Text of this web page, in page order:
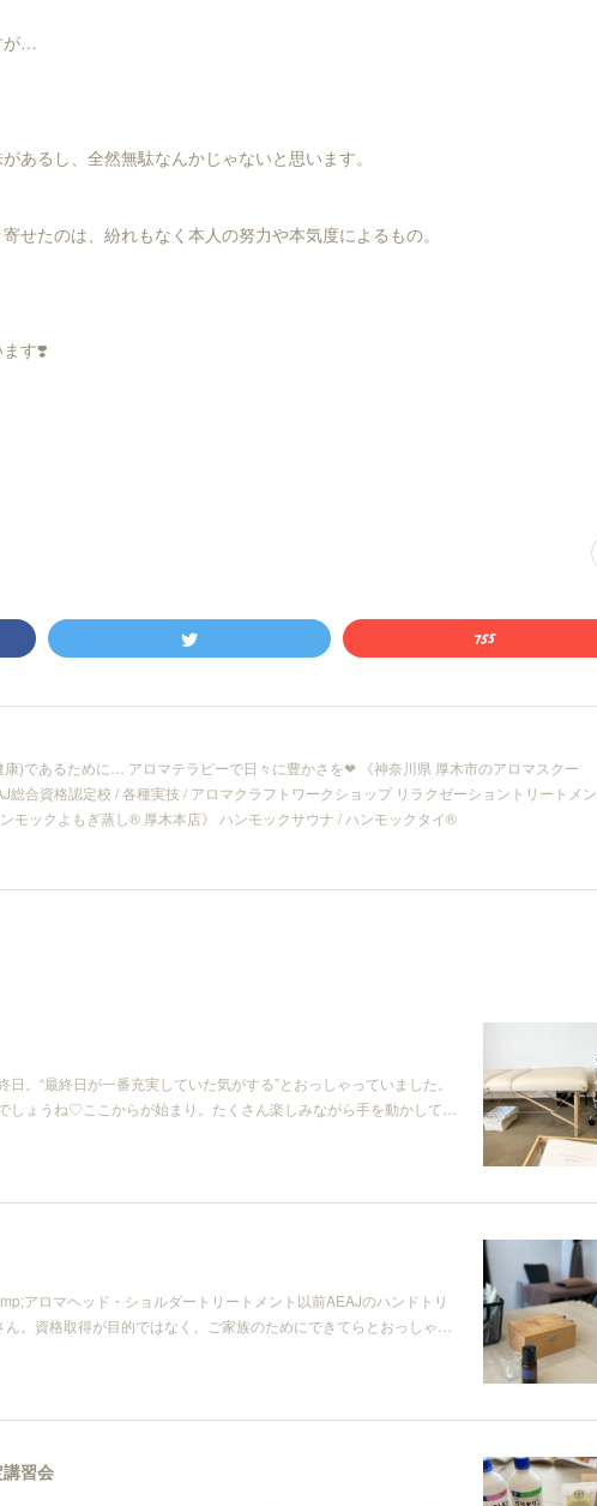
が…
あるし、全然無駄なんかじゃないと思います。
せたのは、紛れもなく本人の努力や本気度によるもの。
す❣️
康)であるために… アロマテラピーで日々に豊かさを❤︎ 《神奈川県 厚木市のアロマスクー
総合資格認定校 / 各種実技 / アロマクラフトワークショップ リラクゼーショントリートメン
ンモックよもぎ蒸し® 厚木本店》 ハンモックサウナ / ハンモックタイ®
。“最終日が一番充実していた気がする”とおっしゃっていました。
しょうね♡ここからが始まり。たくさん楽しみながら手を動かして…
アロマヘッド・ショルダートリートメント以前AEAJのハンドトリ
。資格取得が目的ではなく、ご家族のためにできてらとおっしゃ…
習会